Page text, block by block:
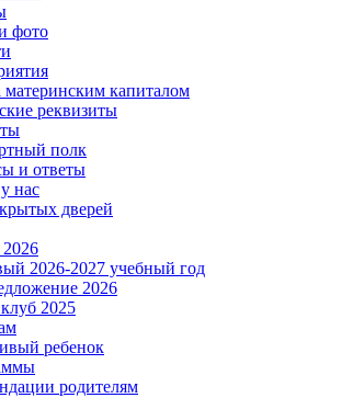
фото
материнским капиталом
реквизиты
полк
и ответы
нас
дверей
2026-2027 учебный год
2026
2025
ребенок
родителям